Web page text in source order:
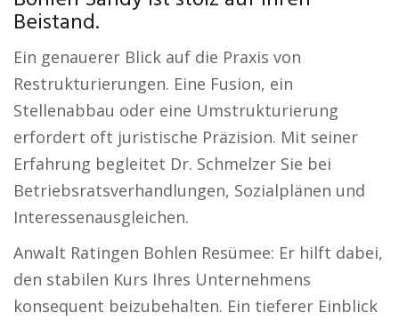
Beistand.
Ein genauerer Blick auf die Praxis von
Restrukturierungen. Eine Fusion, ein
Stellenabbau oder eine Umstrukturierung
erfordert oft juristische Präzision. Mit seiner
Erfahrung begleitet Dr. Schmelzer Sie bei
Betriebsratsverhandlungen, Sozialplänen und
Interessenausgleichen.
Anwalt Ratingen Bohlen Resümee: Er hilft dabei,
den stabilen Kurs Ihres Unternehmens
konsequent beizubehalten. Ein tieferer Einblick